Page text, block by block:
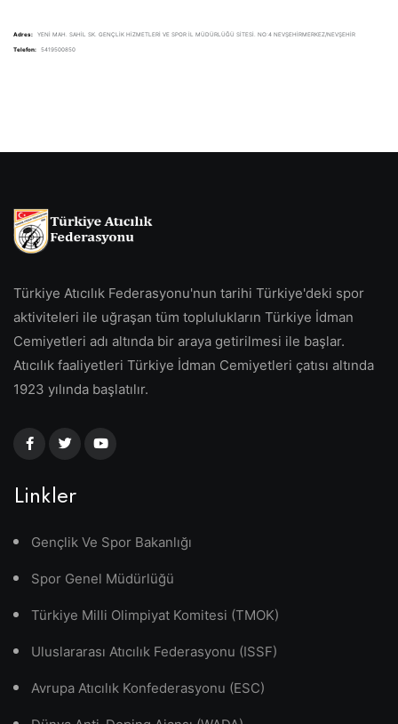
Adres: YENİ MAH. SAHİL SK. GENÇLİK HİZMETLERİ VE SPOR İL MÜDÜRLÜĞÜ SİTESİ. NO:4 NEVŞEHİRMERKEZ/NEVŞEHİR
Telefon: 5419500850
Türkiye Atıcılık Federasyonu'nun tarihi Türkiye'deki spor
aktiviteleri ile uğraşan tüm toplulukların Türkiye İdman
Cemiyetleri adı altında bir araya getirilmesi ile başlar.
Atıcılık faaliyetleri Türkiye İdman Cemiyetleri çatısı altında
1923 yılında başlatılır.
Linkler
Gençlik Ve Spor Bakanlığı
Spor Genel Müdürlüğü
Türkiye Milli Olimpiyat Komitesi (TMOK)
Uluslararası Atıcılık Federasyonu (ISSF)
Avrupa Atıcılık Konfederasyonu (ESC)